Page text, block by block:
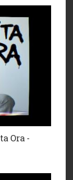
Ora -